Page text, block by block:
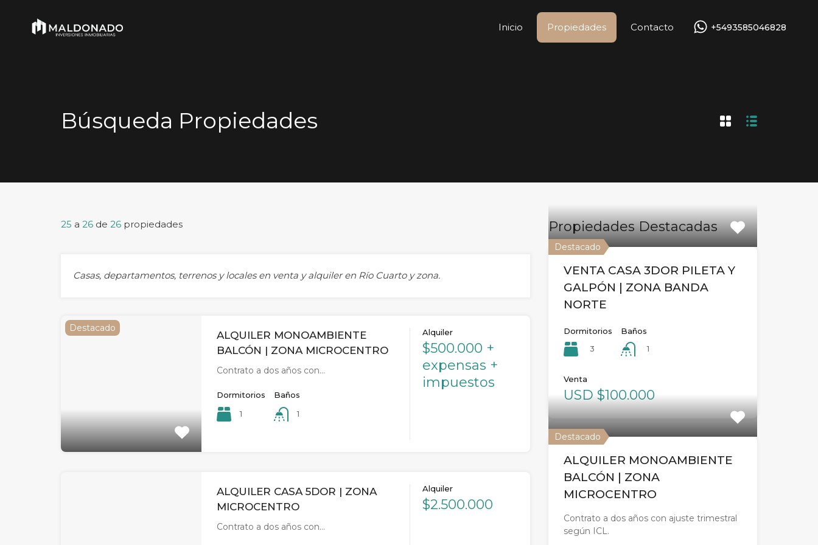
Inicio Propiedades Contacto +5493585046828
Inicio Propiedades Contacto +5493585046828
Búsqueda Propiedades
25 a 26 de 26 propiedades
Casas, departamentos, terrenos y locales en venta y alquiler en Río Cuarto y zona.
Destacado
ALQUILER MONOAMBIENTE
BALCÓN | ZONA MICROCENTRO
Contrato a dos años con…
Dormitorios
1
Baños
1
Alquiler
$500.000 +
expensas +
impuestos
ALQUILER CASA 5DOR | ZONA
MICROCENTRO
Contrato a dos años con…
Alquiler
$2.500.000
Propiedades Destacadas
Destacado
VENTA CASA 3DOR PILETA Y
GALPÓN | ZONA BANDA
NORTE
Dormitorios
3
Baños
1
Venta
USD $100.000
Destacado
ALQUILER MONOAMBIENTE
BALCÓN | ZONA
MICROCENTRO
Contrato a dos años con ajuste trimestral
según ICL.